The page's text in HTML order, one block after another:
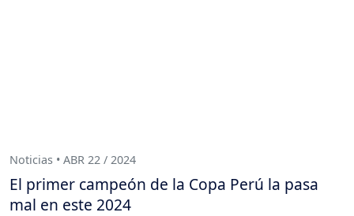
Noticias • ABR 22 / 2024
El primer campeón de la Copa Perú la pasa
mal en este 2024